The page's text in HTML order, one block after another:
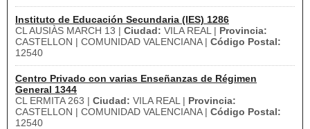
Instituto de Educación Secundaria (IES) 1286
CL AUSIÀS MARCH 13 | Ciudad: VILA REAL | Provincia:
CASTELLON | COMUNIDAD VALENCIANA | Código Postal:
12540
Centro Privado con varias Enseñanzas de Régimen
General 1344
CL ERMITA 263 | Ciudad: VILA REAL | Provincia:
CASTELLON | COMUNIDAD VALENCIANA | Código Postal:
12540